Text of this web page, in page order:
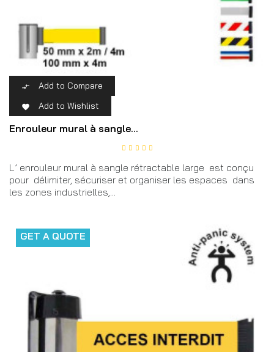
 Add to Compare
 Add to Wishlist
Enrouleur mural à sangle...
L’ enrouleur mural à sangle rétractable large est conçu
pour délimiter, sécuriser et organiser les espaces dans
les zones industrielles,...
GET A QUOTE